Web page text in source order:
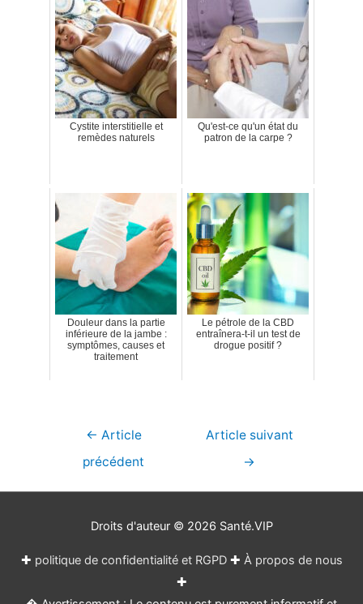
Cystite interstitielle et
remèdes naturels
Qu'est-ce qu'un état du
patron de la carpe ?
Douleur dans la partie
inférieure de la jambe :
symptômes, causes et
traitement
Le pétrole de la CBD
entraînera-t-il un test de
drogue positif ?
Navigation
← Article
précédent
Article suivant
→
Droits d'auteur © 2026 Santé.VIP
✚ politique de confidentialité et RGPD✚ À propos de nous
✚